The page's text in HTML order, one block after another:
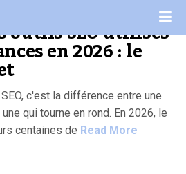
outils SEO utilisés
en 2026 : le
c'est la différence entre une
qui tourne en rond. En 2026, le
centaines de Read More